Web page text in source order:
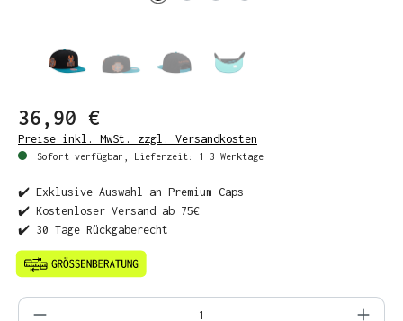
36,90 €
Preise inkl. MwSt. zzgl. Versandkosten
Sofort verfügbar, Lieferzeit: 1-3 Werktage
✔️ Exklusive Auswahl an Premium Caps
✔️ Kostenloser Versand ab 75€
✔️ 30 Tage Rückgaberecht
Produkt Anzahl: Gib den gewünschten